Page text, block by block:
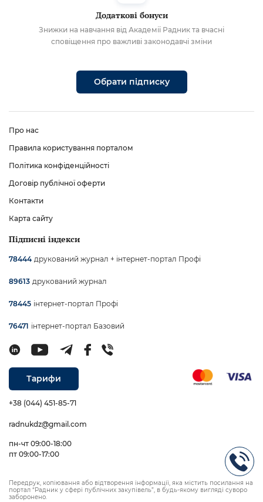
Додаткові бонуси
Знижки на навчання від Академії Радник та вчасні
сповіщення про важливі законодавчі зміни
Обрати підписку
Про нас
Правила користування порталом
Політика конфіденційності
Договір публічної оферти
Контакти
Карта сайту
Підписні індекси
78444 друкований журнал + інтернет-портал Профі
89613 друкований журнал
78445 інтернет-портал Профі
76471 інтернет-портал Базовий
Тарифи
+38 (044) 451-85-71
radnukdz@gmail.com
пн-чт 09:00-18:00
пт 09:00-17:00
Передрук, копіювання або відтворення інформації, яка містить посилання на
портал “Радник у сфері публічних закупівель”, в будь-якому вигляді суворо
заборонено.